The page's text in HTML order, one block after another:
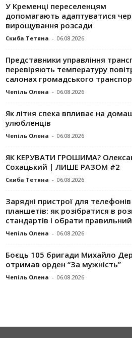
У Кременці переселенцям
допомагають адаптуватися
вирощування розсади
Скиба Тетяна - 06.08.2026
Представники управління
перевіряють температуру
салонах громадського
Чепіль Олена - 06.08.2026
Як літня спека впливає на
улюбленців
Чепіль Олена - 06.08.2026
ЯК КЕРУВАТИ ГРОШИМА?
Сохацький | ЛИШЕ РАЗОМ #2
Скиба Тетяна - 06.08.2026
Зарядні пристрої для телефонів
планшетів: як розібратися в
стандартів і обрати
Чепіль Олена - 06.08.2026
Боєць 105 бригади Михайло
отримав орден “За мужність”
Чепіль Олена - 06.08.2026